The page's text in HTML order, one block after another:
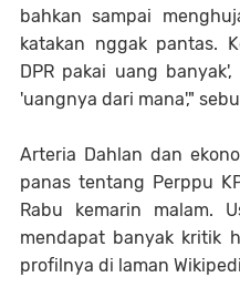
bahkan sampai
katakan nggak pantas.
DPR pakai uang
'uangnya dari mana',"
Arteria Dahlan dan
panas tentang Perppu
Rabu kemarin malam.
mendapat banyak kritik
profilnya di laman